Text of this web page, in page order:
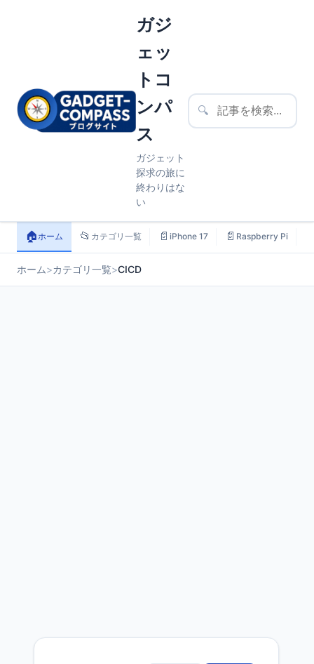
ガジ
ェッ
トコ
ンパ
ス
ガジェット
探求の旅に
終わりはな
い
🔍
🏠ホーム 📂 カテゴリ一覧 📄 iPhone 17 📄 Raspberry Pi
ホーム>カテゴリ一覧>CICD